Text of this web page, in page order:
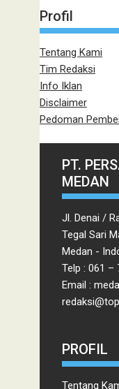
Profil
Tentang Kami
Tim Redaksi
Info Iklan
Disclaimer
Pedoman
PT.
MEDAN
Jl. Denai /
Tegal Sari
Medan -
Telp : 061 –
Email :
PROFIL
Tentang